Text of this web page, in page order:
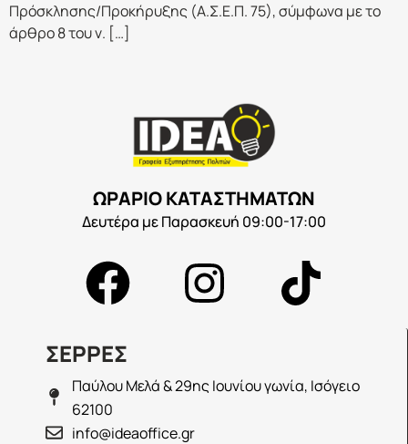
Πρόσκλησης/Προκήρυξης (Α.Σ.Ε.Π. 75), σύμφωνα με το
άρθρο 8 του ν. […]
ΩΡΑΡΙΟ ΚΑΤΑΣΤΗΜΑΤΩΝ
Δευτέρα με Παρασκευή 09:00-17:00
ΣΕΡΡΕΣ
Παύλου Μελά & 29ης Ιουνίου γωνία, Ισόγειο
62100
info@ideaoffice.gr